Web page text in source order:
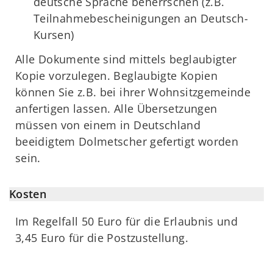
Teilnahmebescheinigungen an Deutsch-
Kursen)
Alle Dokumente sind mittels beglaubigter
Kopie vorzulegen. Beglaubigte Kopien
können Sie z.B. bei ihrer Wohnsitzgemeinde
anfertigen lassen. Alle Übersetzungen
müssen von einem in Deutschland
beeidigtem Dolmetscher gefertigt worden
sein.
Kosten
Im Regelfall 50 Euro für die Erlaubnis und
3,45 Euro für die Postzustellung.